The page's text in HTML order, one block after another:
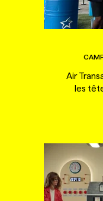
Air
les